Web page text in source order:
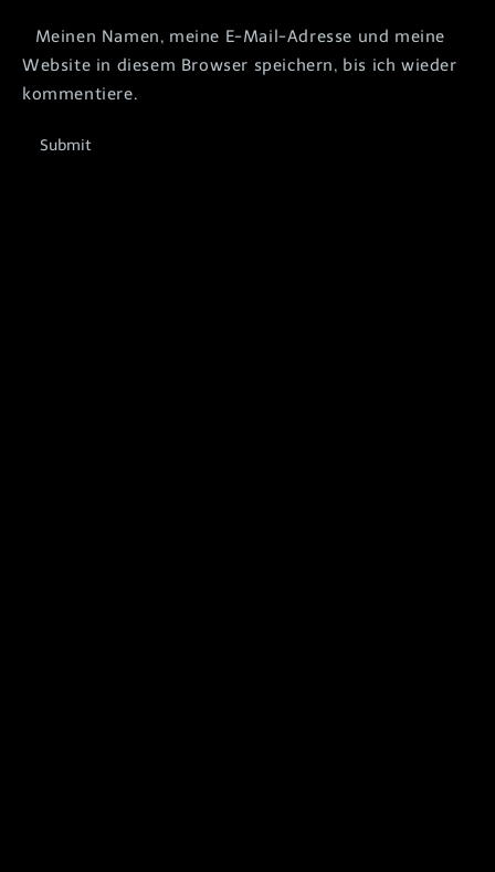
Meinen Namen, meine E-Mail-Adresse und meine
Website in diesem Browser speichern, bis ich wieder
kommentiere.
Submit